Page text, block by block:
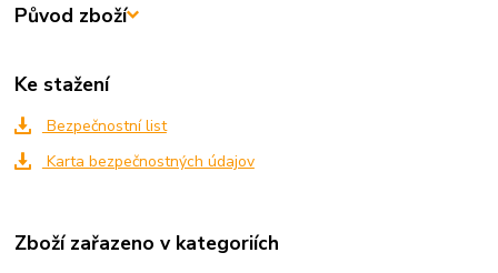
Původ zboží
Ke stažení
Bezpečnostní list
Karta bezpečnostných údajov
Zboží zařazeno v kategoriích